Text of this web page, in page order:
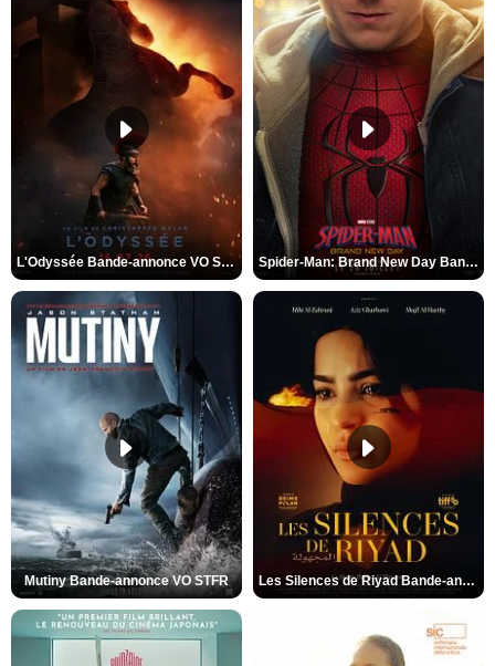
L'Odyssée Bande-annonce VO STFR Spider-Man: Brand New Day Bande-annonce VO STFR
Mutiny Bande-annonce VO STFR Les Silences de Riyad Bande-annonce VO STFR